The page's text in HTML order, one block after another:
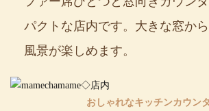
パクトな店内です。大きな窓か
風景が楽しめます。
おしゃれなキッチンカウン